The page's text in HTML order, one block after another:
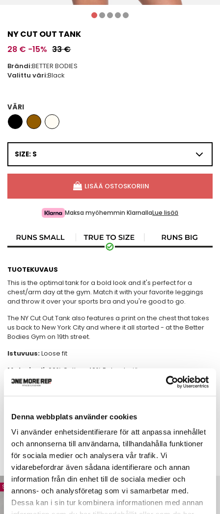
Denna webbplats använder cookies
Vi använder enhetsidentifierare för att anpassa innehållet
och annonserna till användarna, tillhandahålla funktioner
för sociala medier och analysera vår trafik. Vi
vidarebefordrar även sådana identifierare och annan
information från din enhet till de sociala medier och
annons- och analysföretag som vi samarbetar med.
Dessa kan i sin tur kombinera informationen med annan
NY CUT OUT TANK
28 € −15% 33 €
Brändi:BETTER BODIES
Valittu väri:Black
VÄRI
SIZE: S
LISÄÄ OSTOSKORIIN
Maksa myöhemmin KlarnallaLue lisää
TUOTEKUVAUS
This is the optimal tank for a bold look and it's perfect for a
chest/arm day at the gym. Match it with your favorite leggings
and throw it over your sports bra and you're good to go.
The NY Cut Out Tank also features a print on the chest that takes
us back to New York City and where it all started - at the Better
Bodies Gym on 19th street.
Istuvuus:Loose fit
Materiaali: 60% Cotton, 40% Polyesteriä
Malli:Malli (170) yllään koko Small
- Raw edges
LISÄTARVIKKEET
Säästä 15% Säästä 25%